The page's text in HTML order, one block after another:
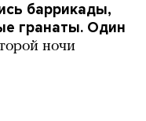
баррикады,
гранаты. Один
ночи